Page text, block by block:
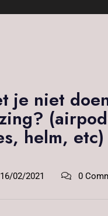
je niet
helm, etc)
16/02/2021 0